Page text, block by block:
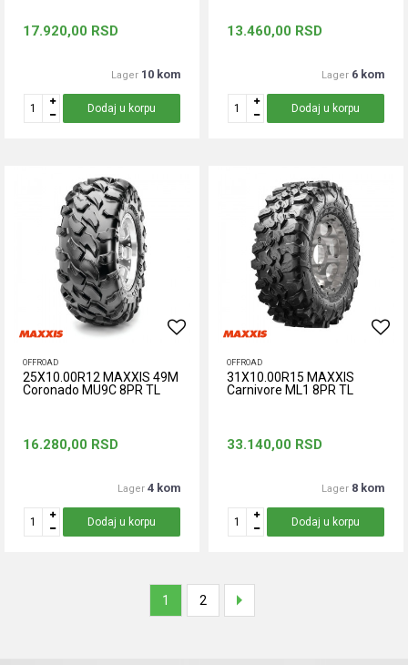
17.920,00 RSD
Lager 10 kom
Dodaj u korpu
13.460,00 RSD
Lager 6 kom
Dodaj u korpu
OFFROAD
25X10.00R12 MAXXIS 49M
Coronado MU9C 8PR TL
16.280,00 RSD
Lager 4 kom
Dodaj u korpu
OFFROAD
31X10.00R15 MAXXIS
Carnivore ML1 8PR TL
33.140,00 RSD
Lager 8 kom
Dodaj u korpu
1 2